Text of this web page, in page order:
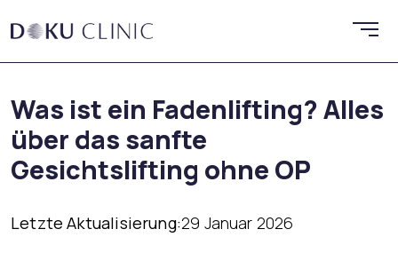
Was ist ein Fadenlifting? Alles
über das sanfte
Gesichtslifting ohne OP
Letzte Aktualisierung:29 Januar 2026